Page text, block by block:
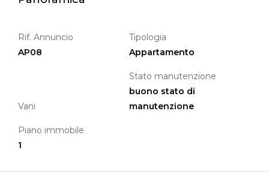
Rif. Annuncio
AP08
Tipologia
Appartamento
Vani
Stato manutenzione
buono stato di
manutenzione
Piano immobile
1